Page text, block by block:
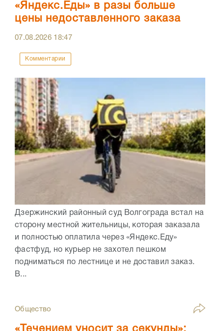
«Яндекс.Еды» в разы больше
цены недоставленного заказа
07.08.2026 18:47
Комментарии
Дзержинский районный суд Волгограда встал на
сторону местной жительницы, которая заказала
и полностью оплатила через «Яндекс.Еду»
фастфуд, но курьер не захотел пешком
подниматься по лестнице и не доставил заказ.
В...
Общество
«Течением уносит за секунды»: